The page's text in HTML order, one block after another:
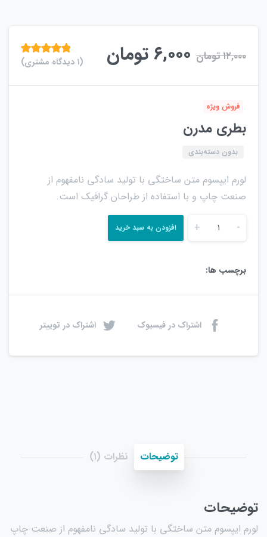
۱۲,۰۰۰تومان ۶,۰۰۰تومان
امتیازدهی
(۱ دیدگاه مشتری)
فروش ویژه
بطری مدرن
بدون دسته‌بندی
لورم ایپسوم متن ساختگی با تولید سادگی نامفهوم از
صنعت چاپ و با استفاده از طراحان گرافیک است.
-
+ افزودن به سبد خرید
برچسب ها:
اشتراک در فیسبوک اشتراک در توییتر
توضیحات نظرات (۱)
توضیحات
لورم ایپسوم متن ساختگی با تولید سادگی نامفهوم از صنعت چاپ